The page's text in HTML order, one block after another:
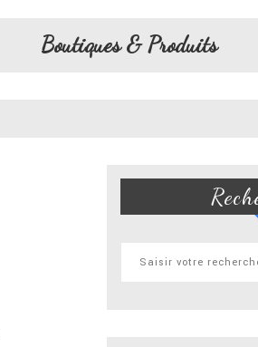
Boutiques & Produits